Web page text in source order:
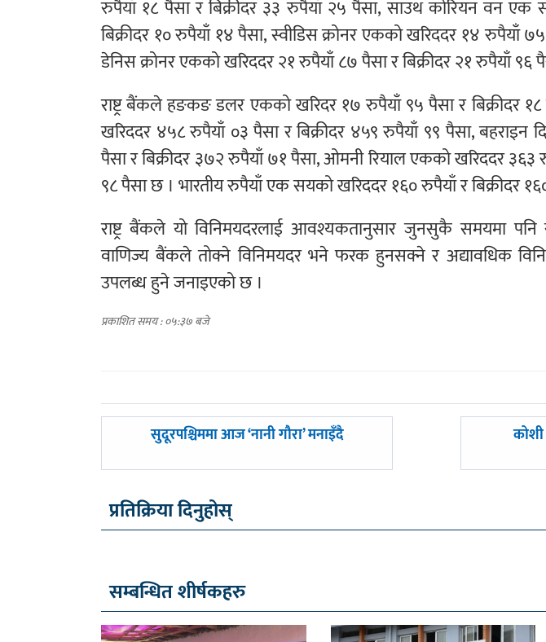
रुपैयाँ १८ पैसा र बिक्रीदर ३३ रुपैयाँ २५ पैसा, साउथ कोरियन वन
बिक्रीदर १० रुपैयाँ १४ पैसा, स्वीडिस क्रोनर एकको खरिददर १४ रुपैयाँ
डेनिस क्रोनर एकको खरिददर २१ रुपैयाँ ८७ पैसा र बिक्रीदर २१ रुपैयाँ ९६
राष्ट्र बैंकले हङकङ डलर एकको खरिदर १७ रुपैयाँ ९५ पैसा र बिक्रीदर
खरिददर ४५८ रुपैयाँ ०३ पैसा र बिक्रीदर ४५९ रुपैयाँ ९९ पैसा, बहराइन
पैसा र बिक्रीदर ३७२ रुपैयाँ ७१ पैसा, ओमनी रियाल एकको खरिददर ३६३
९८ पैसा छ । भारतीय रुपैयाँ एक सयको खरिददर १६० रुपैयाँ र बिक्रीदर
राष्ट्र बैंकले यो विनिमयदरलाई आवश्यकतानुसार जुनसुकै समयमा
वाणिज्य बैंकले तोक्ने विनिमयदर भने फरक हुनसक्ने र अद्यावधिक
उपलब्ध हुने जनाइएको छ ।
प्रकाशित समय : ०५:३७ बजे
पछिल्लाे
सुदूरपश्चिममा आज ‘नानी गौरा’ मनाइँदै कोशी
प्रतिक्रिया दिनुहोस्
सम्बन्धित शीर्षकहरु